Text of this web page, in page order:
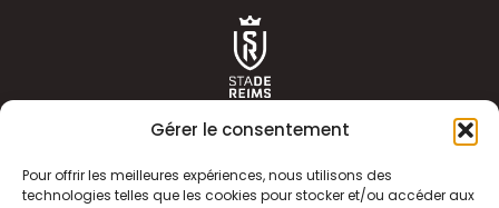
Gérer le consentement
Pour offrir les meilleures expériences, nous utilisons des
technologies telles que les cookies pour stocker et/ou accéder aux